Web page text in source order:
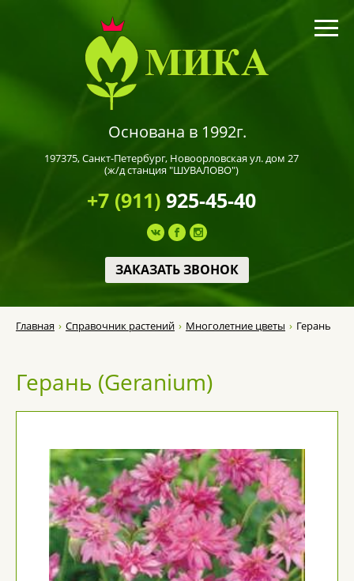
Основана в 1992г.
197375,Санкт-Петербург, Новоорловская ул. дом 27
(ж/д станция "ШУВАЛОВО")
+7 (911)925-45-40
ЗАКАЗАТЬ ЗВОНОК
Главная Справочник растений Многолетние цветы Герань
Герань (Geranium)